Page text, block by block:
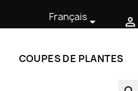
Français 
COUPES DE PLANTES